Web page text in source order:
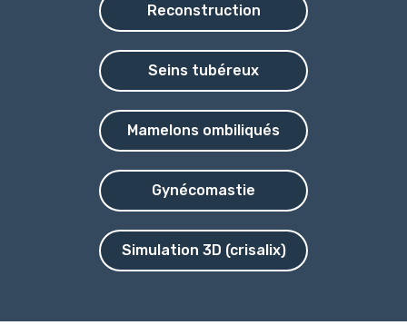
Reconstruction
Seins tubéreux
Mamelons ombiliqués
Gynécomastie
Simulation 3D (crisalix)